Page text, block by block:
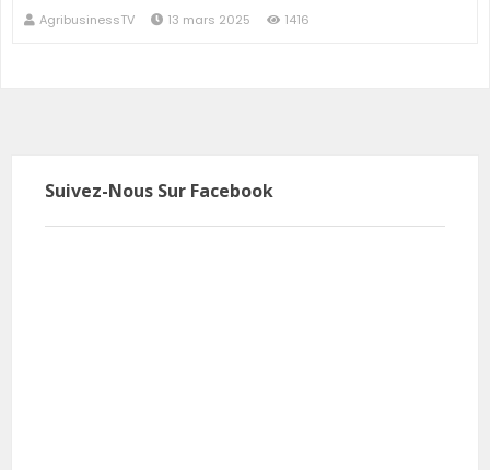
AgribusinessTV 13 mars 2025 1416
Suivez-Nous Sur Facebook